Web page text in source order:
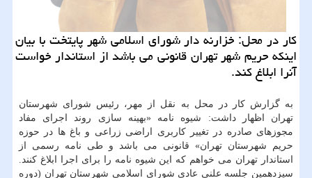
كار در محل: خزارنه دار شورای اسلامی شهر پایتخت با بیان
اینكه حریم شهر تهران قانونی می باشد از استاندار خواست
آنرا ابلاغ كند.
به گزارش كار در محل به نقل از مهر، رئیس شورای شهرستان
تهران اظهار داشت: شیوه نامه «بهینه سازی روند اجرای مفاد
مجوزهای صادره در تغییر كاربری اراضی زراعی و باغ ها در حوزه
حریم شهرستان تهران» قانونی می باشد و طی نامه رسمی از
استاندار تهران می خواهم كه این شیوه نامه را برای اجرا ابلاغ كنند.
سیزدهمین جلسه علنی عادی شورای اسلامی شهرستان تهران (دوره